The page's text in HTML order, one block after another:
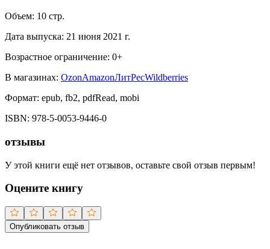
Объем: 10 стр.
Дата выпуска: 21 июня 2021 г.
Возрастное ограничение: 0+
В магазинах: OzonAmazonЛитРесWildberries
Формат: epub, fb2, pdfRead, mobi
ISBN: 978-5-0053-9446-0
отзывы
У этой книги ещё нет отзывов, оставьте свой отзыв первым!
Оцените книгу
Опубликовать отзыв